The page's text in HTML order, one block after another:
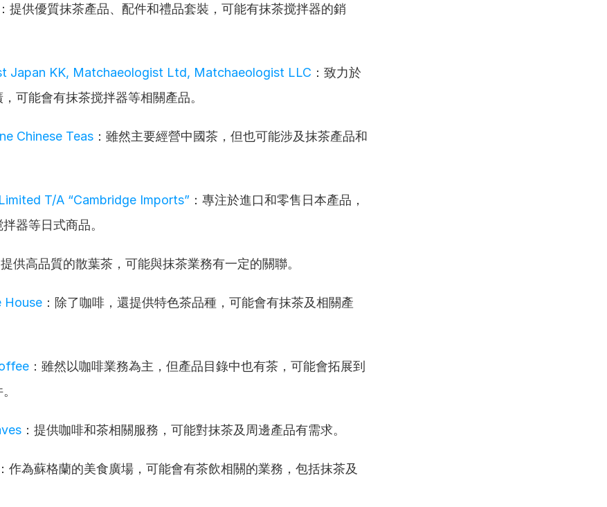
：提供優質抹茶產品、配件和禮品套裝，可能有抹茶搅拌器的銷
Japan KK, Matchaeologist Ltd, Matchaeologist LLC ：致力於
可能會有抹茶搅拌器等相關產品。
Chinese Teas ：雖然主要經營中國茶，但也可能涉及抹茶產品和
T/A “Cambridge Imports” ：專注於進口和零售日本產品，
器等日式商品。
提供高品質的散葉茶，可能與抹茶業務有一定的關聯。
House ：除了咖啡，還提供特色茶品種，可能會有抹茶及相關產
：雖然以咖啡業務為主，但產品目錄中也有茶，可能會拓展到
：提供咖啡和茶相關服務，可能對抹茶及周邊產品有需求。
：作為蘇格蘭的美食廣場，可能會有茶飲相關的業務，包括抹茶及